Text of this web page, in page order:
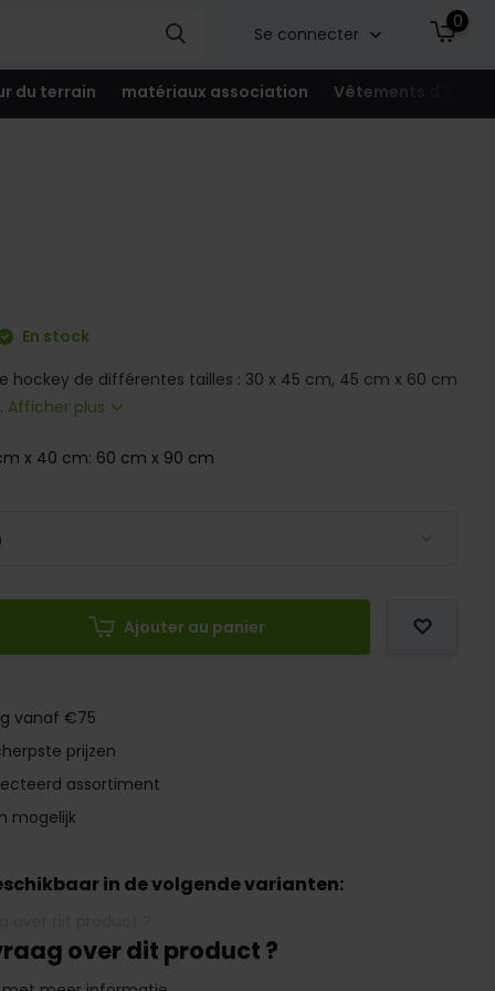
Se connecter
0
du terrain matériaux association Vêtements
En stock
hockey de différentes tailles : 30 x 45 cm, 45 cm x 60 cm
Afficher plus
x 40 cm: 60 cm x 90 cm
Ajouter au panier
vanaf €75
prijzen
assortiment
mogelijk
in de volgende varianten:
over dit product ?